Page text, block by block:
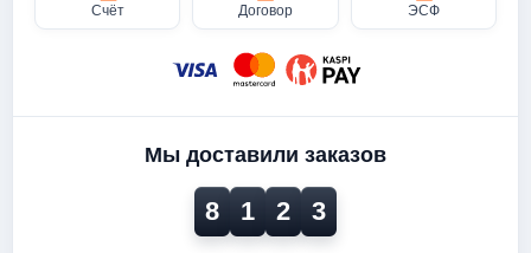
Счёт Договор ЭСФ
Мы доставили заказов
8 1 2 3